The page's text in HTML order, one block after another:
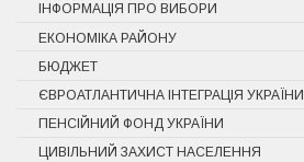
ІНФОРМАЦІЯ ПРО ВИБОРИ
ЕКОНОМІКА РАЙОНУ
БЮДЖЕТ
ЄВРОАТЛАНТИЧНА ІНТЕГРАЦІЯ УКРАЇНИ
ПЕНСІЙНИЙ ФОНД УКРАЇНИ
ЦИВІЛЬНИЙ ЗАХИСТ НАСЕЛЕННЯ